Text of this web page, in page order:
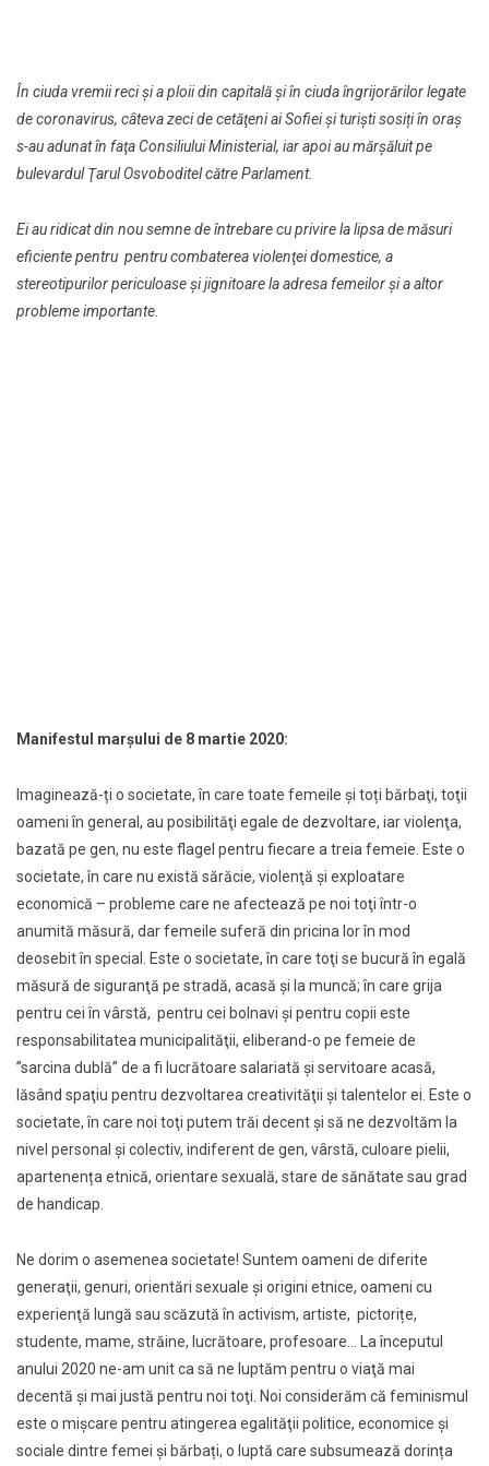
În ciuda vremii reci şi a ploii din capitală şi în ciuda îngrijorărilor legate
de coronavirus, câteva zeci de cetăţeni ai Sofiei şi turiști sosiți în oraş
s-au adunat în faţa Consiliului Ministerial, iar apoi au mărşăluit pe
bulevardul Ţarul Osvoboditel către Parlament.
Ei au ridicat din nou semne de întrebare cu privire la lipsa de măsuri
eficiente pentru pentru combaterea violenţei domestice, a
stereotipurilor periculoase şi jignitoare la adresa femeilor şi a altor
probleme importante.
Manifestul marşului de 8 martie 2020:
Imaginează-ți o societate, în care toate femeile şi toți bărbaţi, toţii
oameni în general, au posibilităţi egale de dezvoltare, iar violenţa,
bazată pe gen, nu este flagel pentru fiecare a treia femeie. Este o
societate, în care nu există sărăcie, violenţă şi exploatare
economică – probleme care ne afectează pe noi toţi într-o
anumită măsură, dar femeile suferă din pricina lor în mod
deosebit în special. Este o societate, în care toţi se bucură în egală
măsură de siguranţă pe stradă, acasă şi la muncă; în care grija
pentru cei în vârstă, pentru cei bolnavi şi pentru copii este
responsabilitatea municipalităţii, eliberand-o pe femeie de
”sarcina dublă” de a fi lucrătoare salariată şi servitoare acasă,
lăsând spaţiu pentru dezvoltarea creativităţii şi talentelor ei. Este o
societate, în care noi toţi putem trăi decent şi să ne dezvoltăm la
nivel personal şi colectiv, indiferent de gen, vârstă, culoare pielii,
apartenența etnică, orientare sexuală, stare de sănătate sau grad
de handicap.
Ne dorim o asemenea societate! Suntem oameni de diferite
generaţii, genuri, orientări sexuale şi origini etnice, oameni cu
experienţă lungă sau scăzută în activism, artiste, pictorițe,
studente, mame, străine, lucrătoare, profesoare… La începutul
anului 2020 ne-am unit ca să ne luptăm pentru o viaţă mai
decentă şi mai justă pentru noi toţi. Noi considerăm că feminismul
este o mişcare pentru atingerea egalităţii politice, economice şi
sociale dintre femei și bărbați, o luptă care subsumează dorința